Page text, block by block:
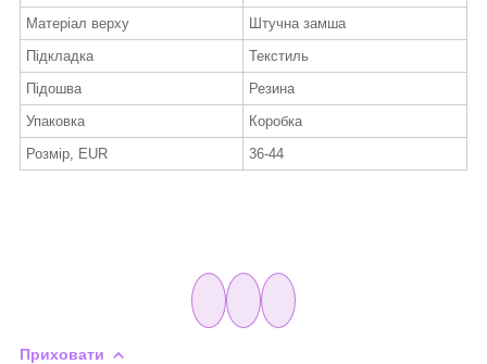
Матеріал верху
Штучна замша
Підкладка
Текстиль
Підошва
Резина
Упаковка
Коробка
Розмір, EUR
36-44
Приховати